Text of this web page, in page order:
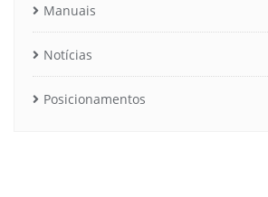
Manuais
Notícias
Posicionamentos